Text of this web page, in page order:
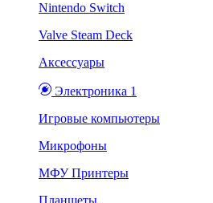
Nintendo Switch
Valve Steam Deck
Аксессуары
Электроника 1
Игровые компьютеры
Микрофоны
МФУ Принтеры
Планшеты